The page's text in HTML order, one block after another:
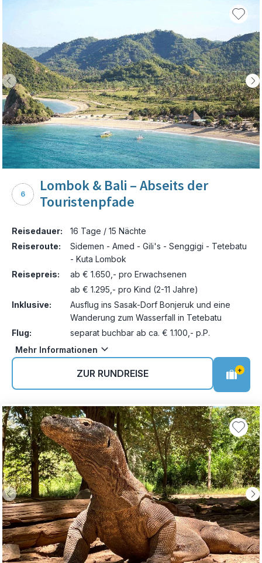
6
Lombok & Bali – Abseits der
Touristenpfade
Reisedauer:
16 Tage / 15 Nächte
Reiseroute:
Sidemen - Amed - Gili's - Senggigi - Tetebatu
- Kuta Lombok
Reisepreis:
ab € 1.650,- pro Erwachsenen
ab € 1.295,- pro Kind (2-11 Jahre)
Inklusive:
Ausflug ins Sasak-Dorf Bonjeruk und eine
Wanderung zum Wasserfall in Tetebatu
Flug:
separat buchbar ab ca. € 1.100,- p.P.
Mehr Informationen
ZUR RUNDREISE +